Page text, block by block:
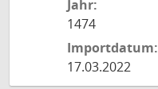
Jahr:
1474
Importdatum:
17.03.2022